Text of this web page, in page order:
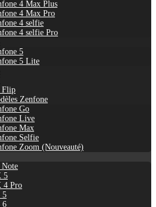
4 Max Plus
4 Max Pro
4 selfie
4 selfie Pro
5
5 Lite
Flip
Zenfone
Go
Live
Max
Selfie
Zoom (Nouveauté)
5
4 Pro
5
6